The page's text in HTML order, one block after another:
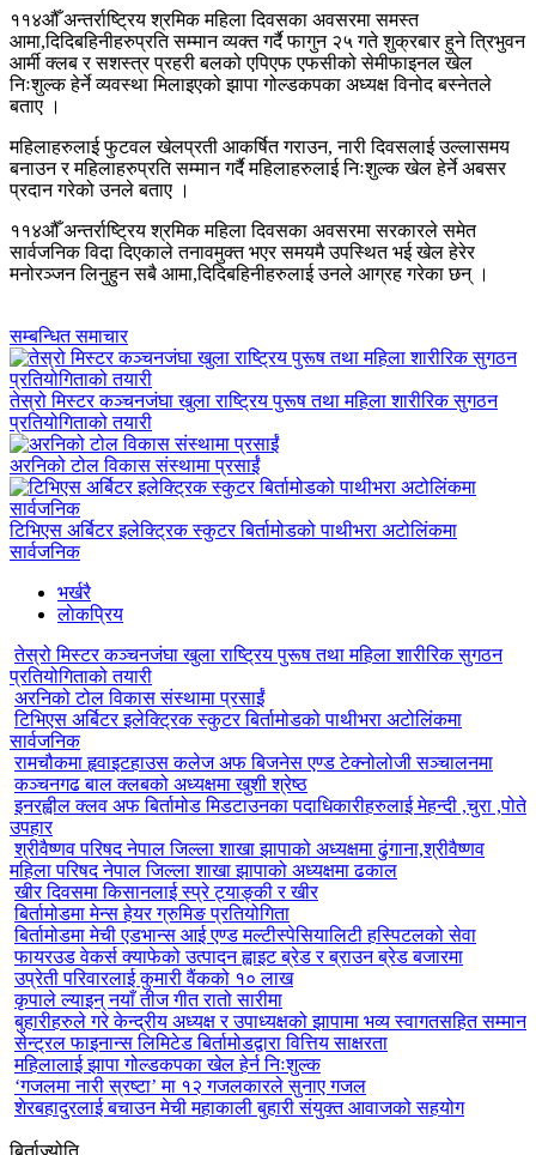
११४औँ अन्तर्राष्ट्रिय श्रमिक महिला दिवसका अवसरमा समस्त
आमा,दिदिबहिनीहरुप्रति सम्मान व्यक्त गर्दै फागुन २५ गते शुक्रबार हुने त्रिभुवन
आर्मी क्लब र सशस्त्र प्रहरी बलको एपिएफ एफसीको सेमीफाइनल खेल
निःशुल्क हेर्ने व्यवस्था मिलाइएको झापा गोल्डकपका अध्यक्ष विनोद बस्नेतले
बताए ।
महिलाहरुलाई फुटवल खेलप्रती आकर्षित गराउन, नारी दिवसलाई उल्लासमय
बनाउन र महिलाहरुप्रति सम्मान गर्दै महिलाहरुलाई निःशुल्क खेल हेर्ने अबसर
प्रदान गरेको उनले बताए ।
११४औँ अन्तर्राष्ट्रिय श्रमिक महिला दिवसका अवसरमा सरकारले समेत
सार्वजनिक विदा दिएकाले तनावमुक्त भएर समयमै उपस्थित भई खेल हेरेर
मनोरञ्जन लिनुहुन सबै आमा,दिदिबहिनीहरुलाई उनले आग्रह गरेका छन् ।
सम्बन्धित समाचार
तेस्रो मिस्टर कञ्चनजंघा खुला राष्ट्रिय पुरूष तथा महिला शारीरिक सुगठन
प्रतियोगिताको तयारी
अरनिको टोल विकास संस्थामा प्रसाईं
टिभिएस अर्बिटर इलेक्ट्रिक स्कुटर बिर्तामोडको पाथीभरा अटोलिंकमा
सार्वजनिक
भर्खरै
लाेकप्रिय
तेस्रो मिस्टर कञ्चनजंघा खुला राष्ट्रिय पुरूष तथा महिला शारीरिक सुगठन
प्रतियोगिताको तयारी
अरनिको टोल विकास संस्थामा प्रसाईं
टिभिएस अर्बिटर इलेक्ट्रिक स्कुटर बिर्तामोडको पाथीभरा अटोलिंकमा
सार्वजनिक
रामचौकमा हृवाइटहाउस कलेज अफ बिजनेस एण्ड टेक्नोलोजी सञ्चालनमा
कञ्चनगढ बाल क्लबको अध्यक्षमा खुशी श्रेष्ठ
इनरह्वील क्लव अफ बिर्तामोड मिडटाउनका पदाधिकारीहरुलाई मेहन्दी ,चुरा ,पोते
उपहार
श्रीवैष्णव परिषद नेपाल जिल्ला शाखा झापाको अध्यक्षमा ढुंगाना,श्रीवैष्णव
महिला परिषद नेपाल जिल्ला शाखा झापाको अध्यक्षमा ढकाल
खीर दिवसमा किसानलाई स्प्रे ट्याङ्की र खीर
बिर्तामोडमा मेन्स हेयर ग्रुमिङ प्रतियोगिता
बिर्तामोडमा मेची एडभान्स आई एण्ड मल्टीस्पेसियालिटी हस्पिटलको सेवा
फायरउड वेकर्स क्याफेको उत्पादन ह्वाइट ब्रेड र ब्राउन ब्रेड बजारमा
उप्रेती परिवारलाई कुमारी वैंकको १० लाख
कृपाले ल्याइन् नयाँ तीज गीत रातो सारीमा
बुहारीहरुले गरे केन्द्रीय अध्यक्ष र उपाध्यक्षको झापामा भव्य स्वागतसहित सम्मान
सेन्ट्रल फाइनान्स लिमिटेड बिर्तामोडद्वारा वित्तिय साक्षरता
महिलालाई झापा गोल्डकपका खेल हेर्न निःशुल्क
‘गजलमा नारी स्रष्टा’ मा १२ गजलकारले सुनाए गजल
शेरबहादुरलाई बचाउन मेची महाकाली बुहारी संयुक्त आवाजको सहयोग
बिर्ताज्योति